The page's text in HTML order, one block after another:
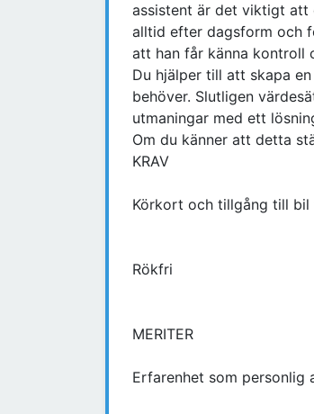
assistent är det viktigt att
alltid efter dagsform och
att han får känna kontroll
Du hjälper till att skapa
behöver. Slutligen
utmaningar med ett
Om du känner att detta
KRAV
Körkort och tillgång till
Rökfri
MERITER
Erfarenhet som personlig